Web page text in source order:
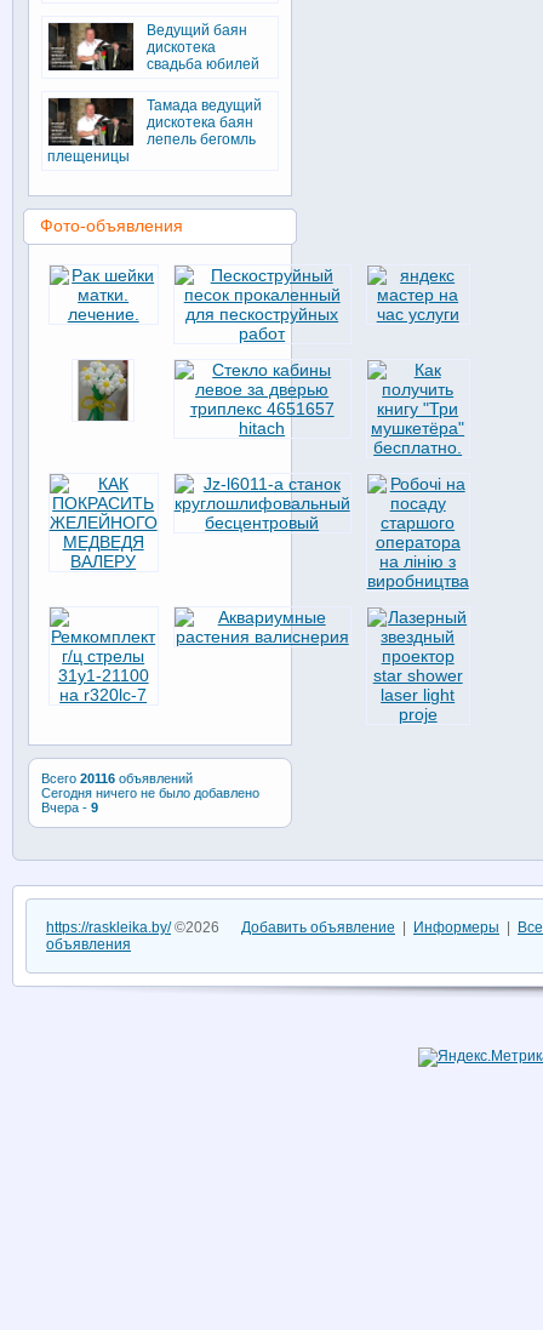
Ведущий баян
дискотека
свадьба юбилей
Тамада ведущий
дискотека баян
лепель бегомль
плещеницы
Фото-объявления
Всего 20116объявлений
Сегодня ничего не было добавлено
Вчера - 9
https://raskleika.by/©2026 Добавить объявление Информеры
объявления